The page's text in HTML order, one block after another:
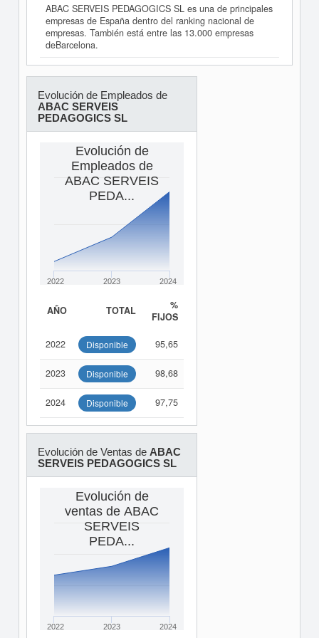
ABAC SERVEIS PEDAGOGICS SL es una de principales
empresas de España dentro del ranking nacional de
empresas. También está entre las 13.000 empresas
deBarcelona.
Evolución de Empleados de
ABAC SERVEIS
PEDAGOGICS SL
Evolución de
Empleados de
ABAC SERVEIS
PEDA...
2022 2023 2024
AÑO TOTAL
%
FIJOS
2022 Disponible 95,65
2023 Disponible 98,68
2024 Disponible 97,75
Evolución de Ventas de ABAC
SERVEIS PEDAGOGICS SL
Evolución de
ventas de ABAC
SERVEIS
PEDA...
2022 2023 2024